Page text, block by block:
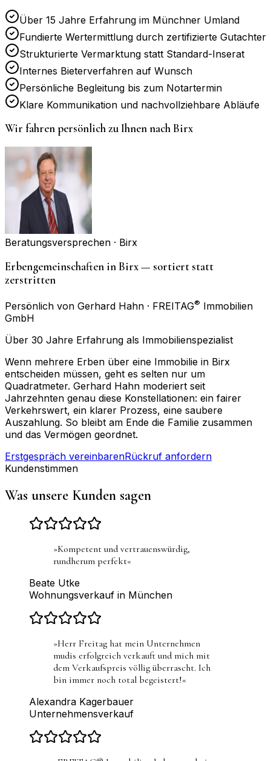
Über 15 Jahre Erfahrung im Münchner Umland
Fundierte Wertermittlung durch zertifizierte Gutachter
Strukturierte Vermarktung statt Standard-Inserat
Internes Bieterverfahren auf Wunsch
Persönliche Begleitung bis zum Notartermin
Klare Kommunikation und nachvollziehbare Abläufe
Wir fahren persönlich zu Ihnen nachBirx
Beratungsversprechen · Birx
Erbengemeinschaften in Birx — sortiert statt
zerstritten
Persönlich von Gerhard Hahn · FREITAG® Immobilien
GmbH
Über 30 Jahre Erfahrung als Immobilienspezialist
Wenn mehrere Erben über eine Immobilie in Birx
entscheiden müssen, geht es selten nur um
Quadratmeter. Gerhard Hahn moderiert seit
Jahrzehnten genau diese Konstellationen: ein fairer
Verkehrswert, ein klarer Prozess, eine saubere
Auszahlung. So bleibt am Ende die Familie zusammen
und das Vermögen geordnet.
Erstgespräch vereinbarenRückruf anfordern
Kundenstimmen
Was unsere Kunden sagen
»Kompetent und vertrauenswürdig,
rundherum perfekt«
Beate Utke
Wohnungsverkauf in München
»Herr Freitag hat mein Unternehmen
mudis erfolgreich verkauft und mich mit
dem Verkaufspreis völlig überrascht. Ich
bin immer noch total begeistert!«
Alexandra Kagerbauer
Unternehmensverkauf